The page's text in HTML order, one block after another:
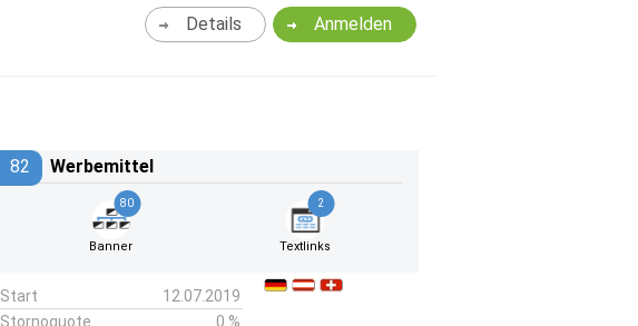
Anmelden
Details
82 Werbemittel
80
Banner
2
Textlinks
Start
12.07.2019
Stornoquote
0 %